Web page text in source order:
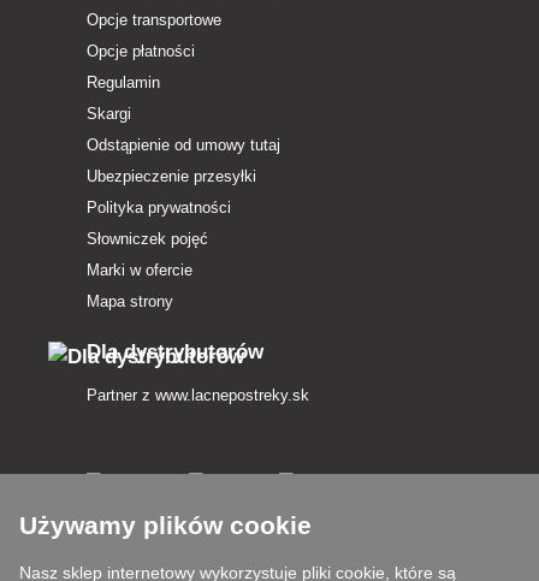
Opcje transportowe
Opcje płatności
Regulamin
Skargi
Odstąpienie od umowy tutaj
Ubezpieczenie przesyłki
Polityka prywatności
Słowniczek pojęć
Marki w ofercie
Mapa strony
Dla dystrybutorów
Partner z www.lacnepostreky.sk
Zawsze służymy fachową poradą
Używamy plików cookie
Nasz sklep internetowy wykorzystuje pliki cookie, które są